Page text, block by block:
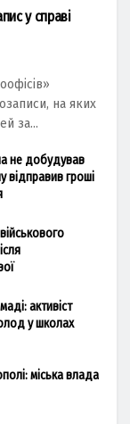
у справі
на яких
за...
не добудував
відправив гроші
активіст
у школах
міська влада